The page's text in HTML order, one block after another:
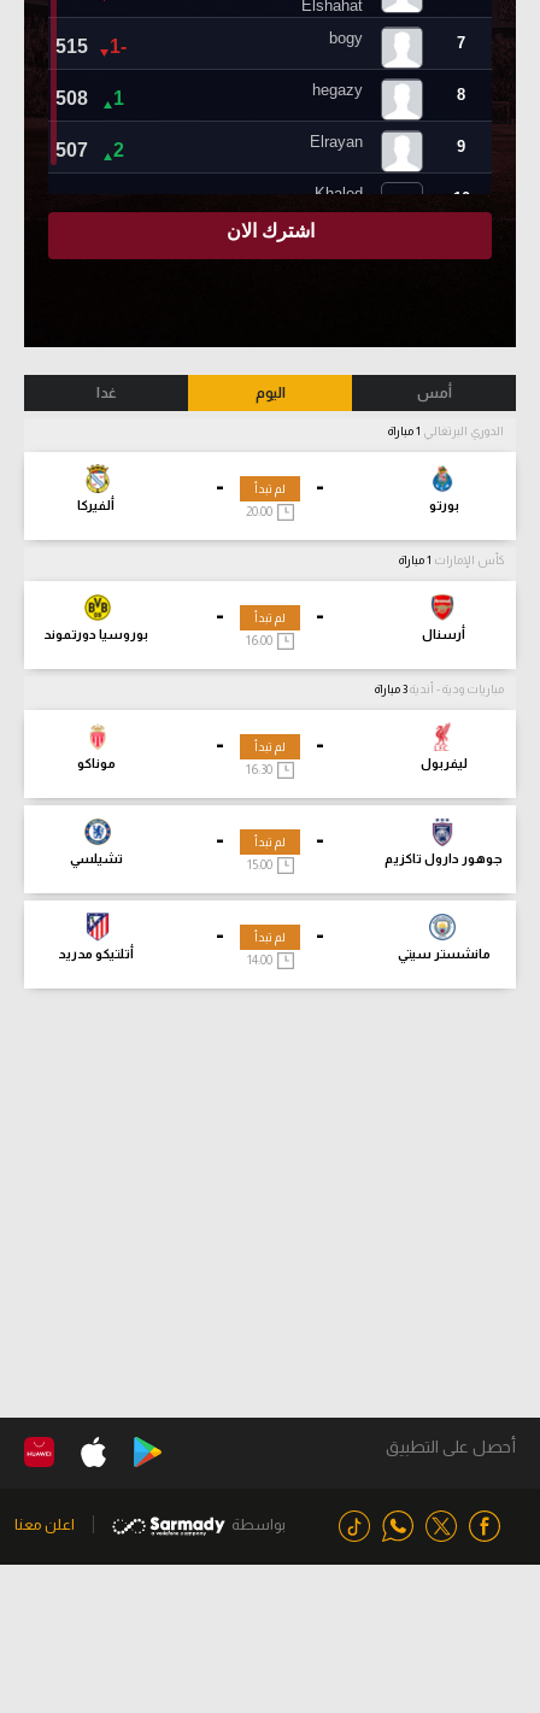
أمس اليوم غدا
الدوري البرتغالي
-
بورتو
-
ألفيركا
لم تبدأ
كأس الإمارات
-
أرسنال
-
بوروسيا دورتموند
لم تبدأ
مباريات ودية - أندية
-
ليفربول
-
موناكو
لم تبدأ
-
جوهور دارول تاكزيم
-
تشيلسي
لم تبدأ
15:00
-
مانشستر سيتي
-
أتلتيكو مدريد
لم تبدأ
14:00
أحصل على التطبيق
بواسطة اعلن معنا